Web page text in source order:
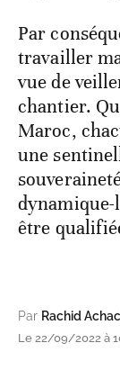
Par
travailler
vue de
chantier.
Maroc,
une
dynamique-
être
Par Rachid
Le 22/09/2022 à